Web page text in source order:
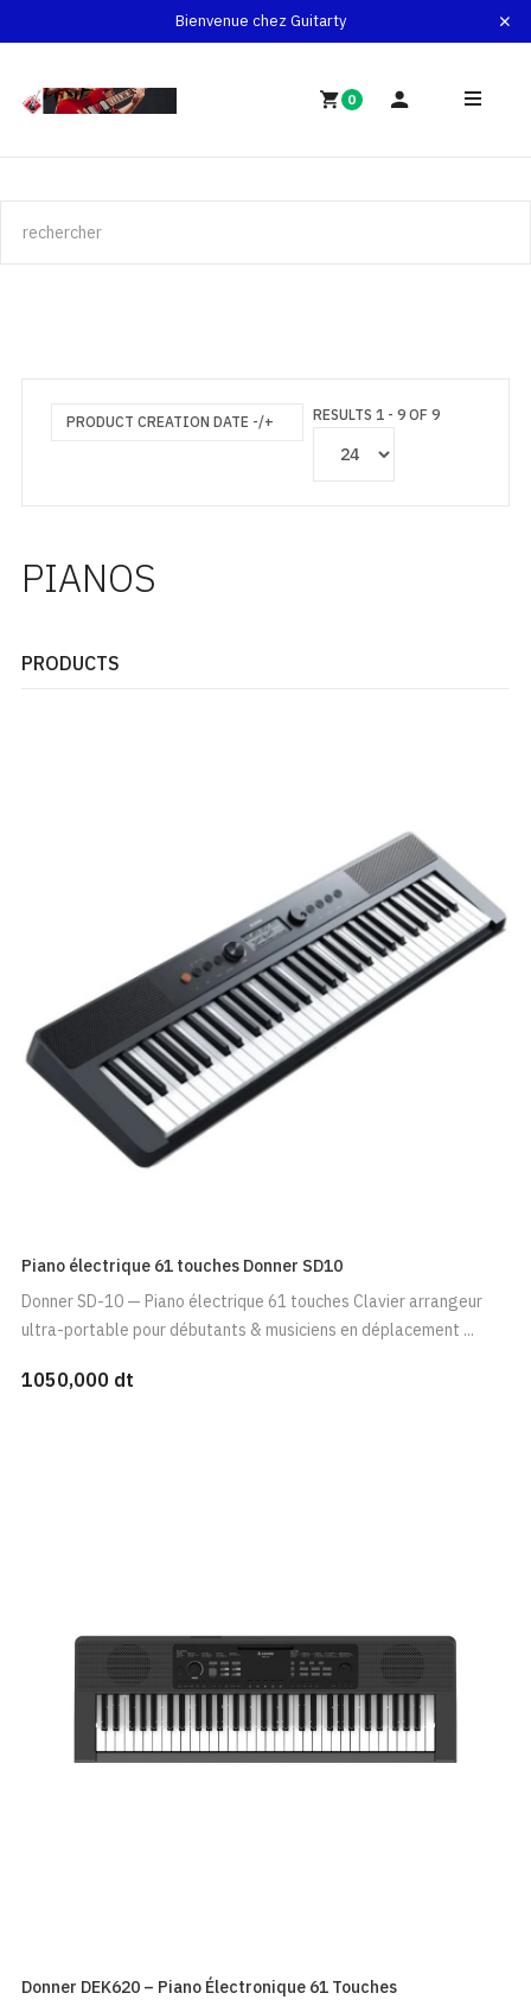
Bienvenue chez Guitarty
0
PRODUCT CREATION DATE -/+ RESULTS 1 - 9 OF 9
PIANOS
PRODUCTS
Piano électrique 61 touches Donner SD10
Donner SD-10 — Piano électrique 61 touches Clavier arrangeur
ultra-portable pour débutants & musiciens en déplacement ...
1050,000 dt
Donner DEK620 – Piano Électronique 61 Touches